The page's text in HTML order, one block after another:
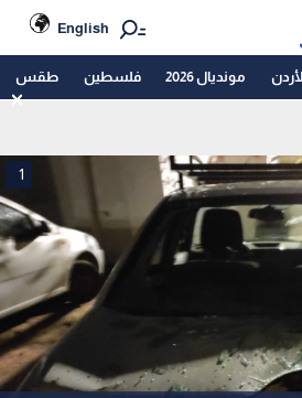
English
مونديال 2026 فلسطين طقس
1